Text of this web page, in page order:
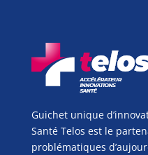
Guichet unique
Santé Telos est le
problématiques